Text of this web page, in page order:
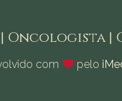
|
com pelo